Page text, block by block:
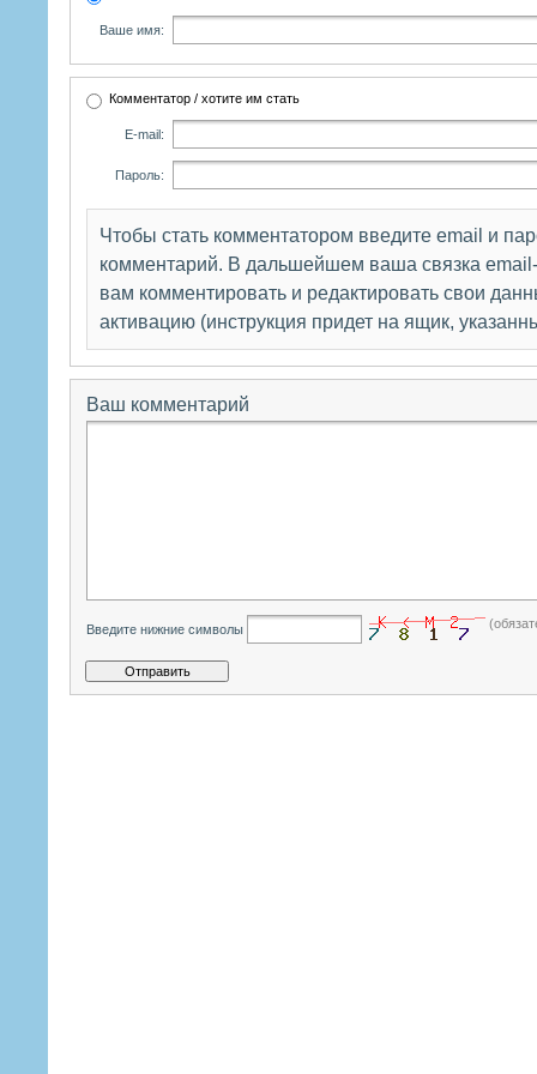
Ваше имя:
Комментатор / хотите им стать
E-mail:
Пароль:
Чтобы стать комментатором введите email и
комментарий. В дальшейшем ваша связка
вам комментировать и редактировать свои
активацию (инструкция придет на ящик,
Ваш комментарий
Введите нижние символы